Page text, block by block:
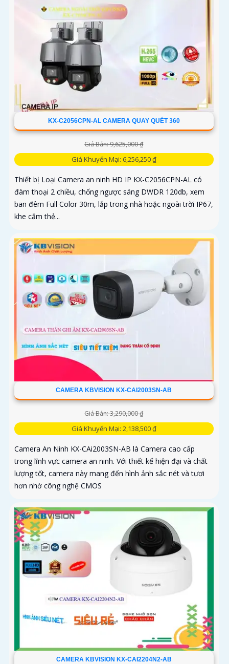
KX-C2056CPN-AL CAMERA QUAY QUÉT 360
Giá Bán: 9,625,000 ₫
Giá Khuyến Mại: 6,256,250 ₫
Thiết bị Loại Camera an ninh HD IP KX-C2056CPN-AL có
đàm thoại 2 chiều, chống ngược sáng DWDR 120db, xem
ban đêm Full Color 30m, lắp trong nhà hoặc ngoài trời IP67,
khe cắm thẻ...
CAMERA KBVISION KX-CAI2003SN-AB
Giá Bán: 3,290,000 ₫
Giá Khuyến Mại: 2,138,500 ₫
Camera An Ninh KX-CAi2003SN-AB là Camera cao cấp
trong lĩnh vực camera an ninh. Với thiết kế hiện đại và chất
lượng tốt, camera này mang đến hình ảnh sắc nét và tươi
hơn nhờ công nghệ CMOS
CAMERA KBVISION KX-CAI2204N2-AB